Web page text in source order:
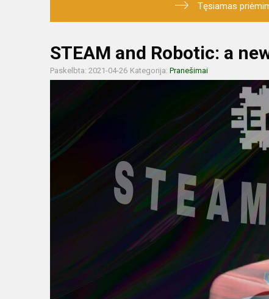
Tęsiamas
STEAM and Robotic: a
Paskelbta: 2021-04-26 Kategorija: Pranešimai